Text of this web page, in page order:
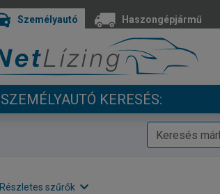
Személyautó Haszongépjármű
SZEMÉLYAUTÓ KERESÉS:
Részletes szűrők